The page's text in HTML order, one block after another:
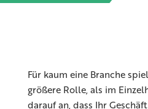
Für kaum eine Branche
größere Rolle, als im
darauf an, dass Ihr